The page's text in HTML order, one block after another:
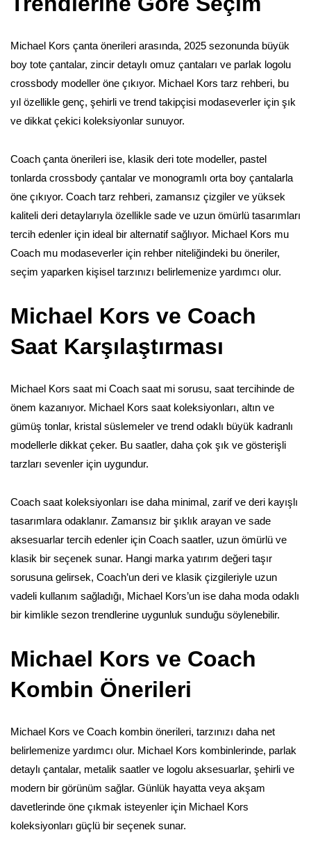
Michael Kors çanta önerileri arasında, 2025 sezonunda büyük
boy tote çantalar, zincir detaylı omuz çantaları ve parlak logolu
crossbody modeller öne çıkıyor. Michael Kors tarz rehberi, bu
yıl özellikle genç, şehirli ve trend takipçisi modaseverler için şık
ve dikkat çekici koleksiyonlar sunuyor.
Coach çanta önerileri ise, klasik deri tote modeller, pastel
tonlarda crossbody çantalar ve monogramlı orta boy çantalarla
öne çıkıyor. Coach tarz rehberi, zamansız çizgiler ve yüksek
kaliteli deri detaylarıyla özellikle sade ve uzun ömürlü tasarımları
tercih edenler için ideal bir alternatif sağlıyor. Michael Kors mu
Coach mu modaseverler için rehber niteliğindeki bu öneriler,
seçim yaparken kişisel tarzınızı belirlemenize yardımcı olur.
Michael Kors ve Coach
Saat Karşılaştırması
Michael Kors saat mi Coach saat mi sorusu, saat tercihinde de
önem kazanıyor. Michael Kors saat koleksiyonları, altın ve
gümüş tonlar, kristal süslemeler ve trend odaklı büyük kadranlı
modellerle dikkat çeker. Bu saatler, daha çok şık ve gösterişli
tarzları sevenler için uygundur.
Coach saat koleksiyonları ise daha minimal, zarif ve deri kayışlı
tasarımlara odaklanır. Zamansız bir şıklık arayan ve sade
aksesuarlar tercih edenler için Coach saatler, uzun ömürlü ve
klasik bir seçenek sunar. Hangi marka yatırım değeri taşır
sorusuna gelirsek, Coach’un deri ve klasik çizgileriyle uzun
vadeli kullanım sağladığı, Michael Kors’un ise daha moda odaklı
bir kimlikle sezon trendlerine uygunluk sunduğu söylenebilir.
Michael Kors ve Coach
Kombin Önerileri
Michael Kors ve Coach kombin önerileri, tarzınızı daha net
belirlemenize yardımcı olur. Michael Kors kombinlerinde, parlak
detaylı çantalar, metalik saatler ve logolu aksesuarlar, şehirli ve
modern bir görünüm sağlar. Günlük hayatta veya akşam
davetlerinde öne çıkmak isteyenler için Michael Kors
koleksiyonları güçlü bir seçenek sunar.